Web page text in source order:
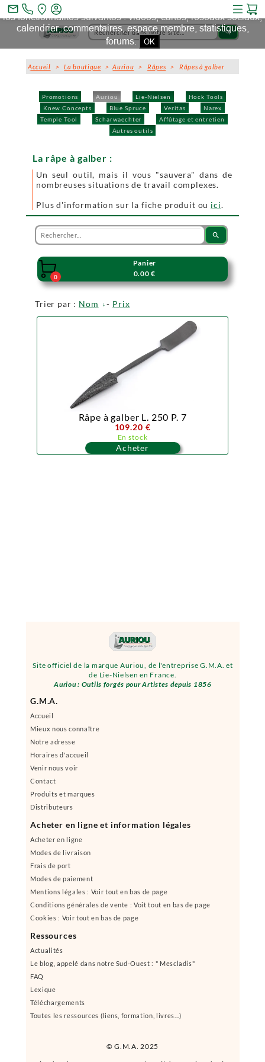
search
Promotions Auriou Lie-Nielsen
Hock Tools
Knew Concepts
Blue Spruce Veritas
Narex
Temple Tool
Scharwaechter
Affûtage et entretien
Autres outils
© G.M.A. 2025
Site officiel de la marque Auriou, de l'entreprise G.M.A. et
de Lie-Nielsen en France.
Auriou : Outils forgés pour Artistes depuis 1856
G.M.A.
Accueil
Mieux nous connaître
Notre adresse
Horaires d'accueil
Venir nous voir
Contact
Produits et marques
Distributeurs
Acheter en ligne et information légales
Acheter en ligne
Modes de livraison
Frais de port
Modes de paiement
Mentions légales : Voir tout en bas de page
Conditions générales de vente : Voit tout en bas de page
Cookies : Voir tout en bas de page
Ressources
Actualités
Le blog, appelé dans notre Sud-Ouest : " Mescladis"
FAQ
Lexique
Téléchargements
Toutes les ressources (liens, formation, livres...)
Accueil >La boutique >Auriou >Râpes > Râpes à galber
La râpe à galber :
Un seul outil, mais il vous "sauvera" dans de
nombreuses situations de travail complexes.
Plus d'information sur la fiche produit ou ici.
search

0
Panier
0.00 €
Trier par : Nom - Prix
Râpe à galber L. 250 P. 7
109.20 €
En stock
Acheter
mail_outline
Ce site et des sites tiers qu'il utilise collectent des cookies pour
les fonctionnalités suivantes : vidéos, cartes, réseaux sociaux,
calendrier, commentaires, espace membre, statistiques,
forums. OK